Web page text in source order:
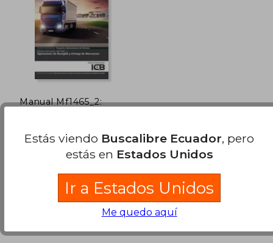
$ 25.50
Manual Mf1465_2:
ICB Editores, Tapa Blanda,
Estás viendo Buscalibre Ecuador, pero
estás en Estados Unidos
Ir a Estados Unidos
Me quedo aquí